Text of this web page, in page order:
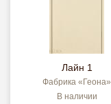
Лайн 1
Фабрика «Геона»
В наличии